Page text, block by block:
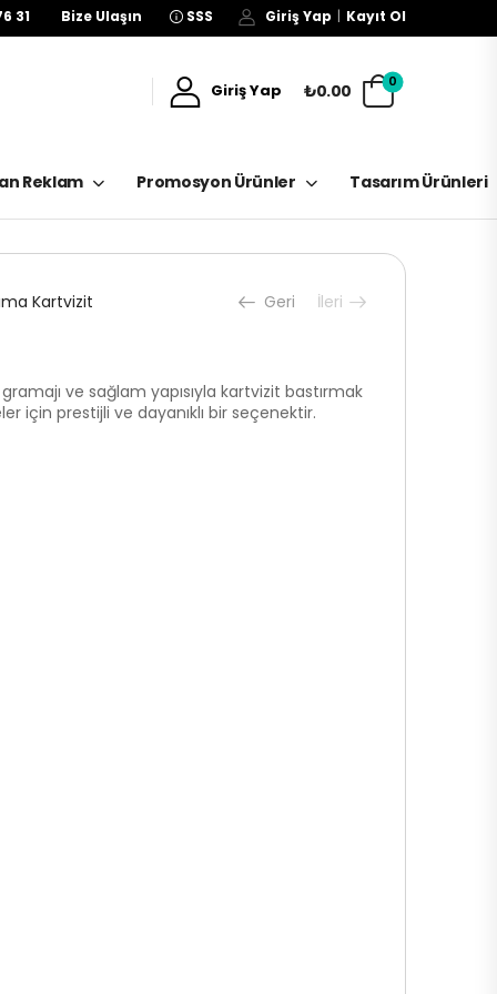
31 Bize Ulaşın SSS Giriş Yap | Kayıt Ol
Giriş Yap ₺0.00 0
Reklam Promosyon Ürünler Tasarım Ürünleri
Kartvizit Geri İleri
ve sağlam yapısıyla kartvizit bastırmak
için prestijli ve dayanıklı bir seçenektir.